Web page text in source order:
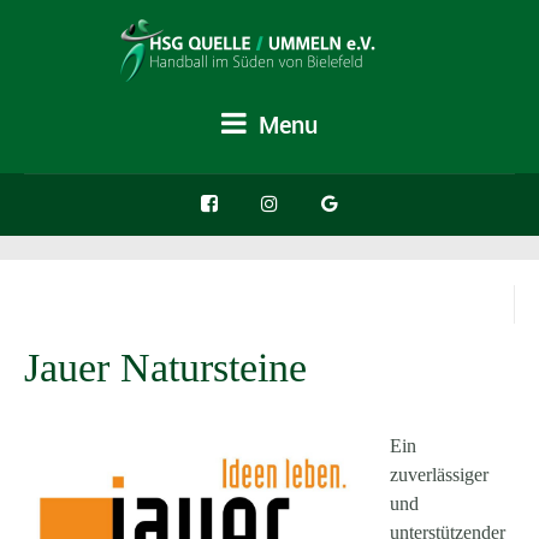
Menu
Jauer Natursteine
Ein
zuverlässiger
und
unterstützender